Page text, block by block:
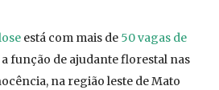
está com mais de 50 vagas de
função de ajudante florestal nas
na região leste de Mato